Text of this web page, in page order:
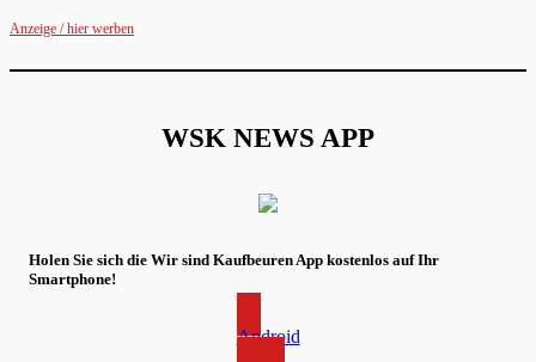
Anzeige / hier werben
WSK NEWS APP
Holen Sie sich die Wir sind Kaufbeuren App kostenlos auf Ihr
Smartphone!
Android